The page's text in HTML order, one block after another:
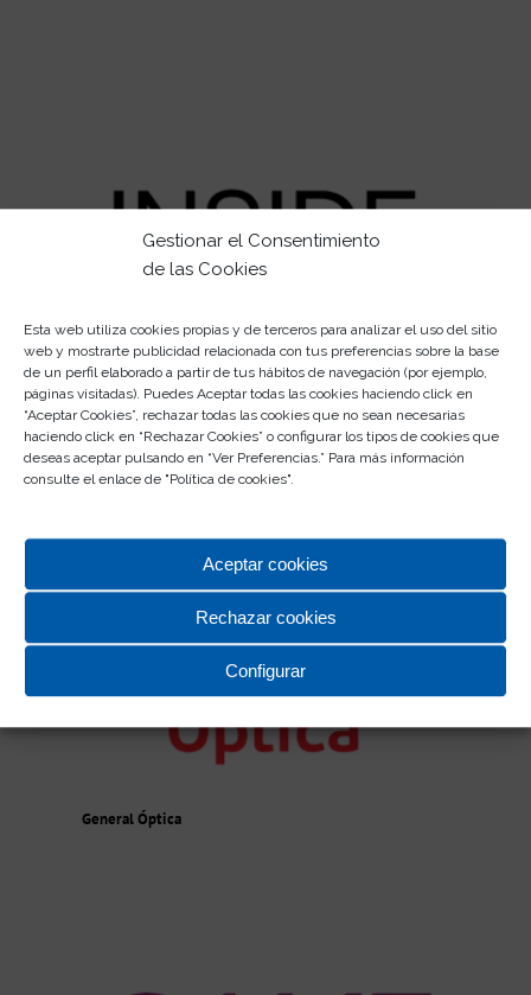
Gestionar el Consentimiento
de las Cookies
Esta web utiliza cookies propias y de terceros para analizar el uso del sitio
web y mostrarte publicidad relacionada con tus preferencias sobre la base
de un perfil elaborado a partir de tus hábitos de navegación (por ejemplo,
páginas visitadas). Puedes Aceptar todas las cookies haciendo click en
“Aceptar Cookies”, rechazar todas las cookies que no sean necesarias
haciendo click en “Rechazar Cookies” o configurar los tipos de cookies que
deseas aceptar pulsando en “Ver Preferencias.” Para más información
consulte el enlace de "Política de cookies".
Aceptar cookies
Rechazar cookies
Configurar
Inside
General Óptica